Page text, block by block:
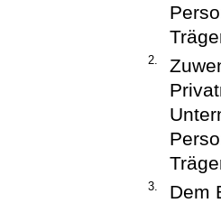
2.
3.
Dem